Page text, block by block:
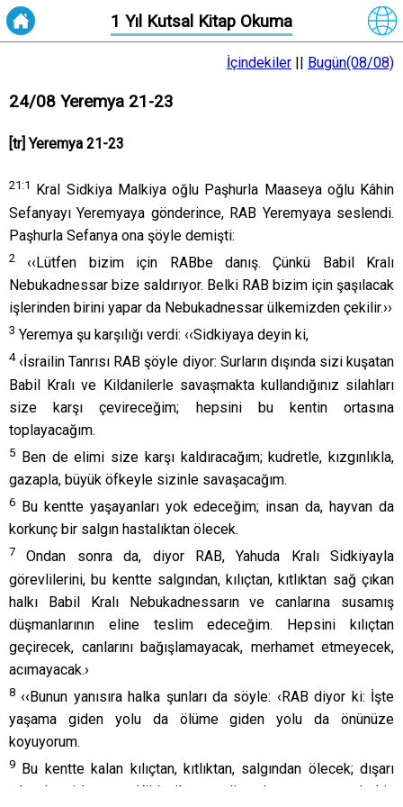
1 Yıl Kutsal Kitap Okuma
İçindekiler || Bugün(08/08)
24/08 Yeremya 21-23
[tr] Yeremya 21-23
21:1
Kral Sidkiya Malkiya oğlu Paşhurla Maaseya oğlu Kâhin
Sefanyayı Yeremyaya gönderince, RAB Yeremyaya seslendi.
Paşhurla Sefanya ona şöyle demişti:
2
‹‹Lütfen bizim için RABbe danış. Çünkü Babil Kralı
Nebukadnessar bize saldırıyor. Belki RAB bizim için şaşılacak
işlerinden birini yapar da Nebukadnessar ülkemizden çekilir.››
3 Yeremya şu karşılığı verdi: ‹‹Sidkiyaya deyin ki,
4‹İsrailin Tanrısı RAB şöyle diyor: Surların dışında sizi kuşatan
Babil Kralı ve Kildanilerle savaşmakta kullandığınız silahları
size karşı çevireceğim; hepsini bu kentin ortasına
toplayacağım.
5 Ben de elimi size karşı kaldıracağım; kudretle, kızgınlıkla,
gazapla, büyük öfkeyle sizinle savaşacağım.
6
Bu kentte yaşayanları yok edeceğim; insan da, hayvan da
korkunç bir salgın hastalıktan ölecek.
7
Ondan sonra da, diyor RAB, Yahuda Kralı Sidkiyayla
görevlilerini, bu kentte salgından, kılıçtan, kıtlıktan sağ çıkan
halkı Babil Kralı Nebukadnessarın ve canlarına susamış
düşmanlarının eline teslim edeceğim. Hepsini kılıçtan
geçirecek, canlarını bağışlamayacak, merhamet etmeyecek,
acımayacak.›
8 ‹‹Bunun yanısıra halka şunları da söyle: ‹RAB diyor ki: İşte
yaşama giden yolu da ölüme giden yolu da önünüze
koyuyorum.
9
Bu kentte kalan kılıçtan, kıtlıktan, salgından ölecek; dışarı
çıkıp kenti kuşatan Kildanilere teslim olansa yaşayacak, hiç